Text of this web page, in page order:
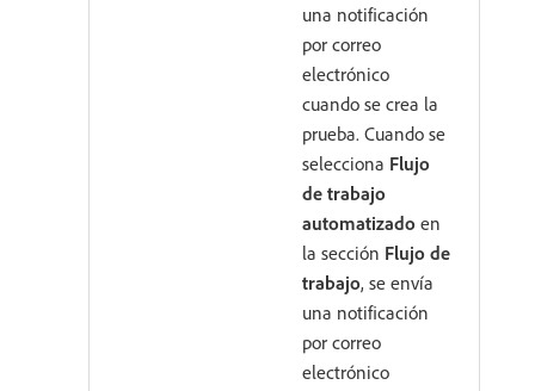
una notificación
por correo
electrónico
cuando se crea la
prueba. Cuando se
selecciona Flujo
de trabajo
automatizado en
la sección Flujo de
trabajo, se envía
una notificación
por correo
electrónico